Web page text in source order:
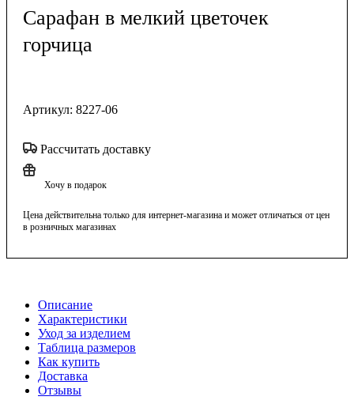
Сарафан в мелкий цветочек
горчица
Артикул: 8227-06
Рассчитать доставку
Хочу в подарок
Цена действительна только для интернет-магазина и может отличаться от цен
в розничных магазинах
Описание
Характеристики
Уход за изделием
Таблица размеров
Как купить
Доставка
Отзывы